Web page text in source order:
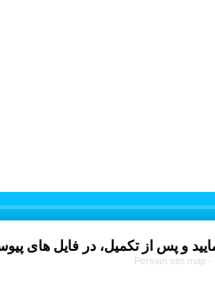
Persian site map -